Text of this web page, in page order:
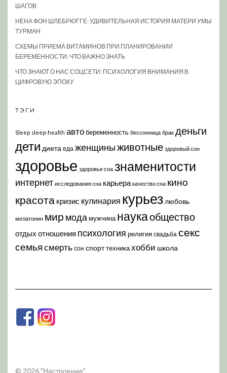
ШАГОВ
НЕНА ФОН ШЛЕБРЮГГЕ: УДИВИТЕЛЬНАЯ ИСТОРИЯ МАТЕРИ УМЫ
ТУРМАН
СХЕМЫ ПРИЕМА ВИТАМИНОВ ПРИ ПЛАНИРОВАНИИ
БЕРЕМЕННОСТИ: ЧТО ВАЖНО ЗНАТЬ
ЧТО ЗНАЮТ О НАС СОЦСЕТИ: ПСИХОЛОГИЯ ВНИМАНИЯ В
ЦИФРОВУЮ ЭПОХУ
ТЭГИ
Sleep sleep-health автобеременность бессонница брак деньги
дети диета еда женщиныживотные здоровый сон
здоровье здоровье сна знаменитости
интернет исследования сна карьера качество сна кино
красота кризис кулинария курьез любовь
мелатонин мир модамужчина наукаобщество
отдых отношения психология религия свадьба секс
семья смерть сон спорттехникахобби школа
© 2026 "Настроение"